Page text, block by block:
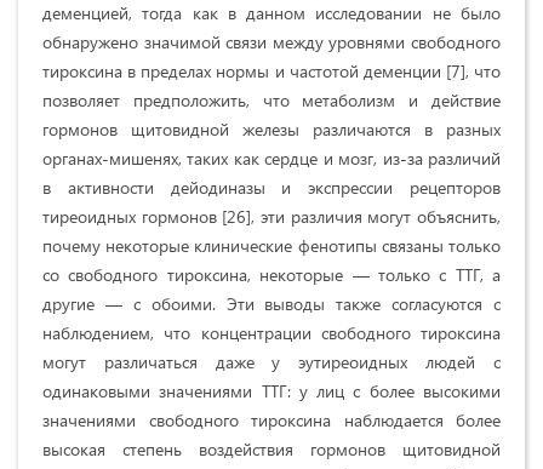
деменцией, тогда как в данном исследовании не было
обнаружено значимой связи между уровнями свободного
тироксина в пределах нормы и частотой деменции [7], что
позволяет предположить, что метаболизм и действие
гормонов щитовидной железы различаются в разных
органах-мишенях, таких как сердце и мозг, из-за различий
в активности дейодиназы и экспрессии рецепторов
тиреоидных гормонов [26], эти различия могут объяснить,
почему некоторые клинические фенотипы связаны только
со свободного тироксина, некоторые — только с ТТГ, а
другие — с обоими. Эти выводы также согласуются с
наблюдением, что концентрации свободного тироксина
могут различаться даже у эутиреоидных людей с
одинаковыми значениями ТТГ: у лиц с более высокими
значениями свободного тироксина наблюдается более
высокая степень воздействия гормонов щитовидной